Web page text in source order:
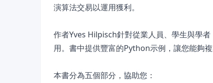
演算法交易以運用獲利。
作者Yves Hilpisch針對從業人員、學生與學
用。書中提供豐富的Python示例，讓您能夠複
本書分為五個部分，協助您：